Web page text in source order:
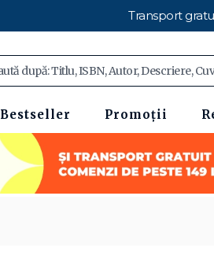
Transport
Bestseller Promoții